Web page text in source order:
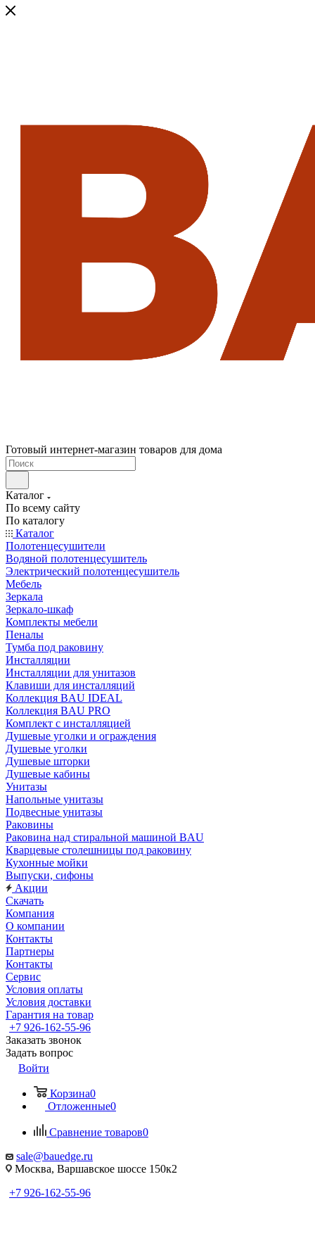
Готовый интернет-магазин товаров для дома
Каталог
По всему сайту
По каталогу
Каталог
Полотенцесушители
Водяной полотенцесушитель
Электрический полотенцесушитель
Мебель
Зеркала
Зеркало-шкаф
Комплекты мебели
Пеналы
Тумба под раковину
Инсталляции
Инсталляции для унитазов
Клавиши для инсталляций
Коллекция BAU IDEAL
Коллекция BAU PRO
Комплект с инсталляцией
Душевые уголки и ограждения
Душевые уголки
Душевые шторки
Душевые кабины
Унитазы
Напольные унитазы
Подвесные унитазы
Раковины
Раковина над стиральной машиной BAU
Кварцевые столешницы под раковину
Кухонные мойки
Выпуски, сифоны
Акции
Скачать
Компания
О компании
Контакты
Партнеры
Контакты
Сервис
Условия оплаты
Условия доставки
Гарантия на товар
+7 926-162-55-96
Заказать звонок
Задать вопрос
Войти
Корзина0
Отложенные0
Сравнение товаров0
sale@bauedge.ru
Москва, Варшавское шоссе 150к2
+7 926-162-55-96